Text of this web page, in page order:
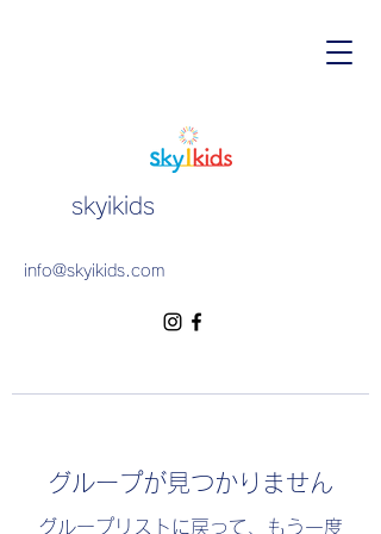
skyikids
info@skyikids.com
グループが見つかりません
グループリストに戻って、もう一度